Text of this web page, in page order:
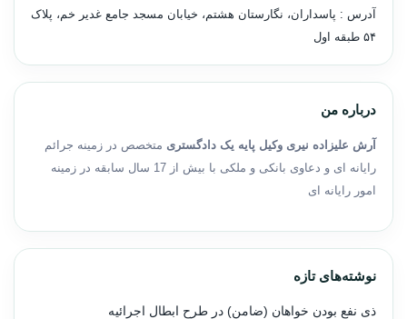
آدرس : پاسداران، نگارستان هشتم، خیابان مسجد جامع غدیر خم، پلاک
۵۴ طبقه اول
درباره من
آرش علیزاده نیری وکیل پایه یک دادگستری متخصص در زمینه جرائم
رایانه ای و دعاوی بانکی و ملکی با بیش از 17 سال سابقه در زمینه
امور رایانه ای
نوشته‌های تازه
ذی نفع بودن خواهان (ضامن) در طرح ابطال اجرائیه